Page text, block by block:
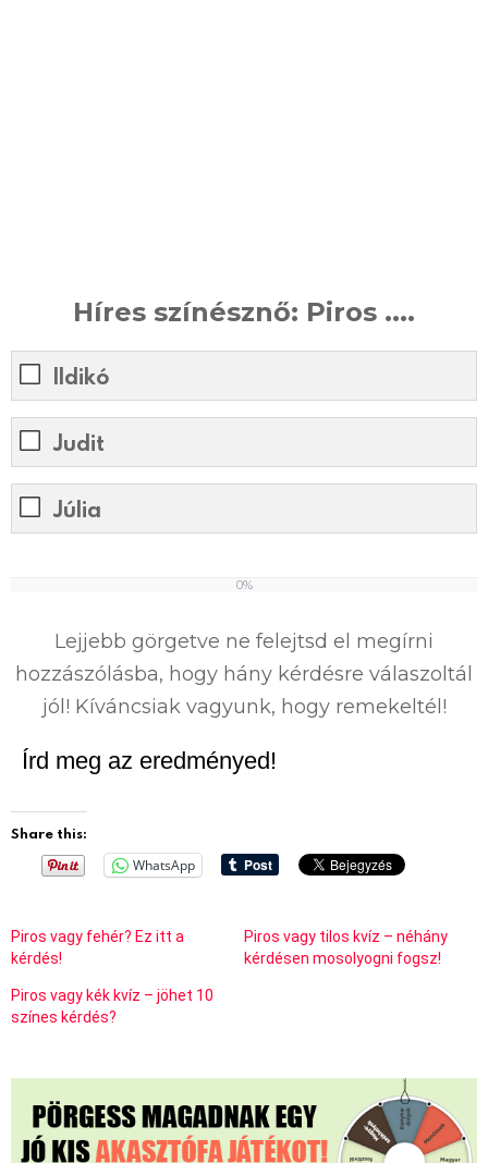
Híres színésznő: Piros ....
Ildikó
Judit
Júlia
0%
Lejjebb görgetve ne felejtsd el megírni
hozzászólásba, hogy hány kérdésre válaszoltál
jól! Kíváncsiak vagyunk, hogy remekeltél!
Írd meg az eredményed!
Share this:
WhatsApp
Piros vagy fehér? Ez itt a
kérdés!
Piros vagy tilos kvíz – néhány
kérdésen mosolyogni fogsz!
Piros vagy kék kvíz – jöhet 10
színes kérdés?